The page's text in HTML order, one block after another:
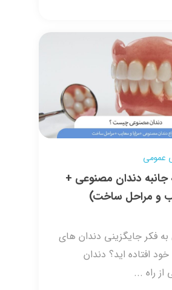
عمومی
دندان مصنوعی +
و مراحل ساخت)
به فکر جایگزینی دندان های
افتاده اید؟ دندان
راه ...